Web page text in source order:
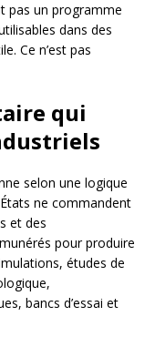
pas un programme
dans des
Ce n’est pas
qui
selon une logique
ne commandent
et des
pour produire
études de
bancs d’essai et